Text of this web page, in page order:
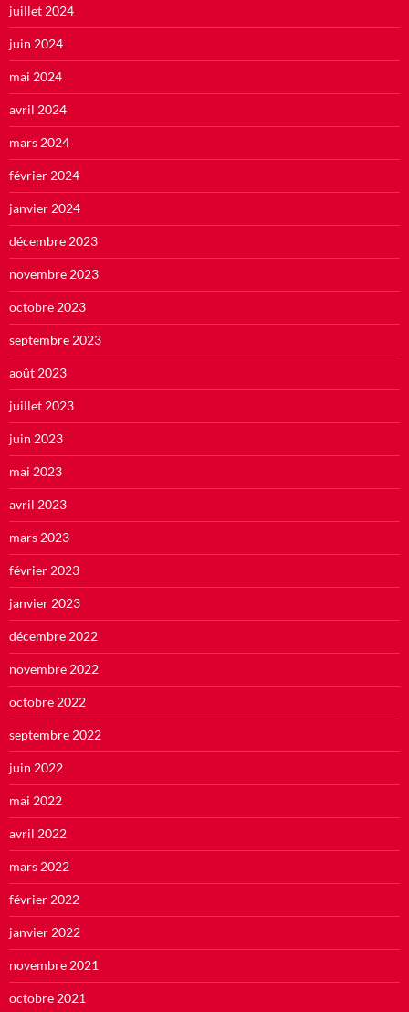
juillet 2024
juin 2024
mai 2024
avril 2024
mars 2024
février 2024
janvier 2024
décembre 2023
novembre 2023
octobre 2023
septembre 2023
août 2023
juillet 2023
juin 2023
mai 2023
avril 2023
mars 2023
février 2023
janvier 2023
décembre 2022
novembre 2022
octobre 2022
septembre 2022
juin 2022
mai 2022
avril 2022
mars 2022
février 2022
janvier 2022
novembre 2021
octobre 2021